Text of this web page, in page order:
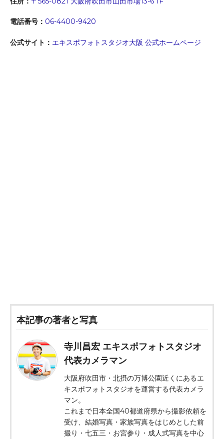
電話番号： 06-4400-9420
公式サイト： エキスポフォトスタジオ大阪 公式ホームページ
本記事の著者と写真
寺川昌宏 エキスポフォトスタジオ
代表カメラマン
大阪府吹田市・北摂の万博公園近くにあるエ
キスポフォトスタジオを運営する代表カメラ
マン。
これまで日本全国40都道府県から撮影依頼を
受け、結婚写真・家族写真をはじめとした前
撮り・七五三・お宮参り・成人式写真を中心